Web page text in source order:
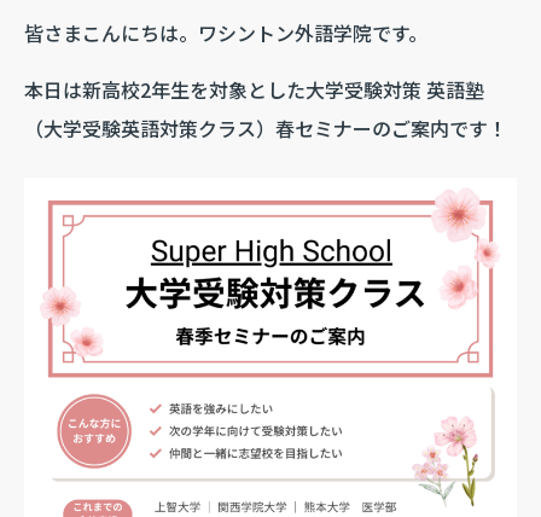
皆さまこんにちは。ワシントン外語学院です。
本日は新高校2年生を対象とした大学受験対策 英語塾
（大学受験英語対策クラス）春セミナーのご案内です！